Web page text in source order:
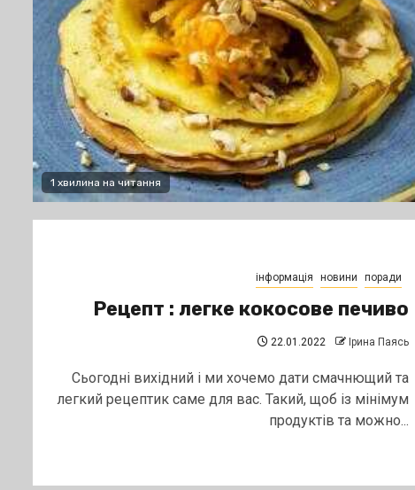
1 хвилина на читання
інформація новини поради
Рецепт : легке кокосове печиво
22.01.2022 Ірина Паясь
Сьогодні вихідний і ми хочемо дати смачнющий та
легкий рецептик саме для вас. Такий, щоб із мінімум
продуктів та можно...